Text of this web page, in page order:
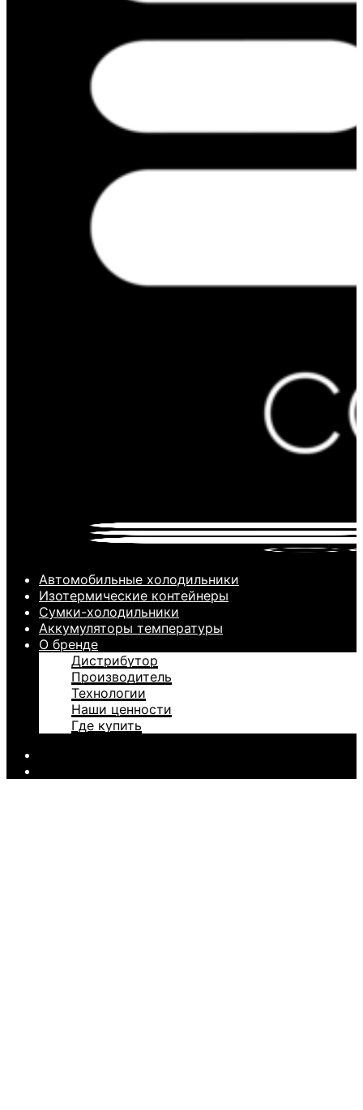
Автомобильные холодильники
Изотермические контейнеры
Сумки-холодильники
Аккумуляторы температуры
О бренде
Дистрибутор
Производитель
Технологии
Наши ценности
Где купить